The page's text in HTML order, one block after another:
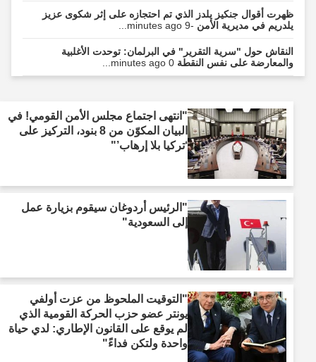
ظهرت أقوال جنكيز يلدز الذي تم احتجازه على إثر شكوى عزيز
يلدريم في مديرية الأمن-9 minutes ago...
النقاش حول "سرية التقرير" في البرلمان: توحدت الأغلبية
والمعارضة على نفس النقطة0 minutes ago...
"انتهى اجتماع مجلس الأمن القومي! في
البيان المكوّن من 8 بنود، التركيز على
‘تركيا بلا إرهاب’"
"الرئيس أردوغان سيقوم بزيارة عمل
إلى السعودية"
"التوقيت الملحوظ من عزت أولفي
يونتر عضو حزب الحركة القومية الذي
لم يوقع على القانون الإطاري: لدي حياة
واحدة ولتكن فداءً"